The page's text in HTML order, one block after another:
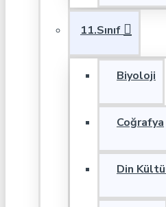
11.Sınıf
Biyoloji
Coğrafya
Din